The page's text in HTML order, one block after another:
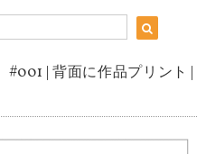
| 背面に作品プリント |